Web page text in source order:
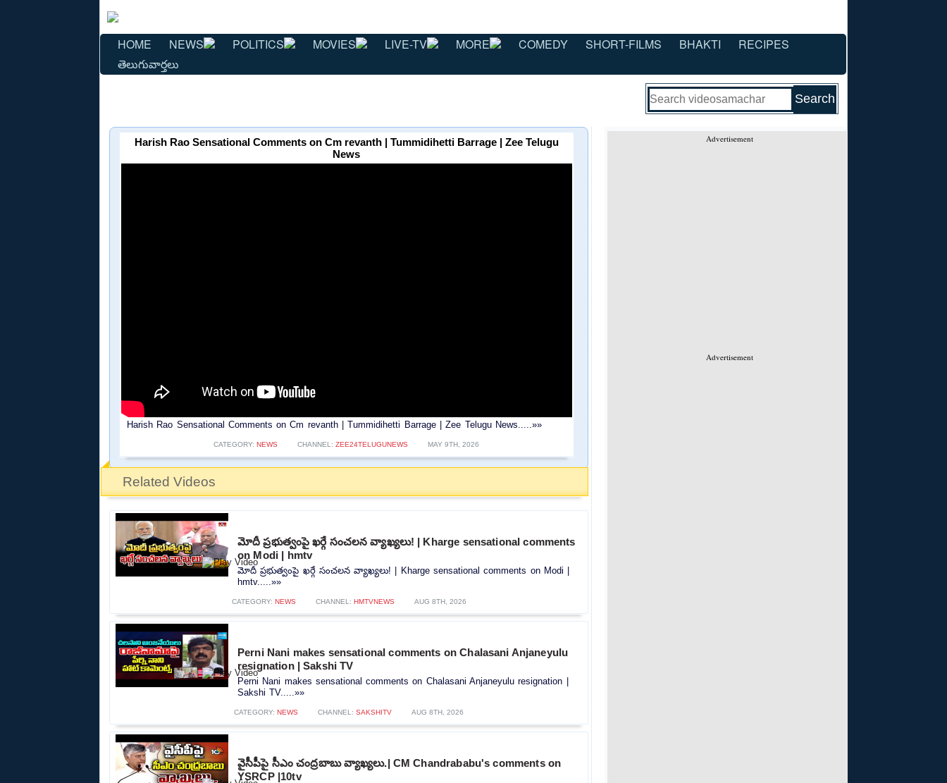
HOME NEWS POLITICS MOVIES LIVE-TV MORE COMEDY SHORT-FILMS BHAKTI
RECIPES
తెలుగువార్తలు
Advertisement
Advertisement
Harish Rao Sensational Comments on Cm revanth | Tummidihetti Barrage | Zee Telugu
News
Harish Rao Sensational Comments on Cm revanth | Tummidihetti Barrage | Zee Telugu News.....»»
CATEGORY: NEWS CHANNEL:ZEE24TELUGUNEWS MAY 9TH, 2026
Related Videos
మోదీ ప్రభుత్వంపై ఖర్గే సంచలన వ్యాఖ్యలు! | Kharge sensational comments
on Modi | hmtv
మోదీ ప్రభుత్వంపై ఖర్గే సంచలన వ్యాఖ్యలు! | Kharge sensational comments on Modi |
hmtv.....»»
CATEGORY: NEWS CHANNEL: HMTVNEWS AUG 8TH, 2026
Perni Nani makes sensational comments on Chalasani Anjaneyulu
resignation | Sakshi TV
Perni Nani makes sensational comments on Chalasani Anjaneyulu resignation |
Sakshi TV.....»»
CATEGORY: NEWS CHANNEL: SAKSHITV AUG 8TH, 2026
వైసీపీపై సీఎం చంద్రబాబు వ్యాఖ్యలు.| CM Chandrababu's comments on
YSRCP |10tv